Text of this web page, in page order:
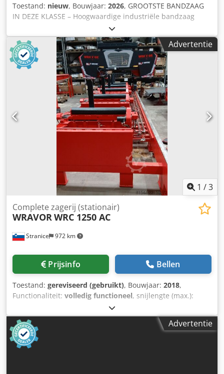
Toestand: nieuw, Bouwjaar: 2026, GROOTSTE BANDZAAG
IN DEZE KLASSE – Hoogwaardige industriële bandzaag
Wravor WRC 1250 AC – robuust, nauwkeurig en geschikt
voor het zagen van grote stammen. Uitgerust met
automatische bediening en geavanceerde functies voor
maximale efficiëntie! ✔ Stevige en stabiele constructie ✔
Hoge nauwkeurigheid ✔ Grote zaagcapaciteit ✔
Automatische bediening ✔ Betrouwbare en robuuste bouw
✔ Hoofdzaagwielen van gietstaal, dubbel gelagerd
(UITZONDERLIJK STABIELE CONSTRUCTIE!), wieldiameter:
1250 mm, breedte 135 mm ✔ Zaagbladdlengte: 160/180
(DUBBELZIJDIG) L = 9045 mm ✔ Motorvermogen: 55kW –
110kW, frequentieomvormer optioneel Crodpfszd Ua Rex
Ailef Zaagbreedte: ca. 4500 mm (afhankelijk van uitrusting)
Baanbreedte: ca. 2300 mm (afhankelijk van uitrusting)
Zaaggewicht: ca. 23.500 kg (afhankelijk van uitrusting en
chassislengte) Maximale zaagbreedte (tussen geleiders):
Advertentie
1 /3
Stranice 972 km
Complete zagerij (stationair)
WRAVORWRC 1250 AC
Prijsinfo Bellen
Toestand: gereviseerd (gebruikt), Bouwjaar: 2018,
Functionaliteit: volledig functioneel, snijlengte (max.):
14.000 kg
mm, jaar van de laatste revisie:2026, zaagbandlengte:
9.045 mm
, UITSTEKEND ONDERHOUDEN, VOLLEDIG
GEREVISEERDE horizontale lintzaag WRAVOR WRC 1250 AC
Hoogwaardige industriële zaag met 55 kW motor — voor
Advertentie